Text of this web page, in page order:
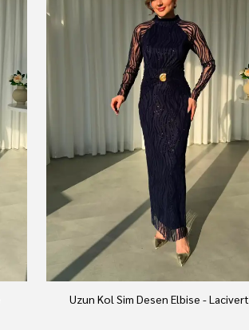
Uzun Kol Sim Desen Elbise - Lacivert